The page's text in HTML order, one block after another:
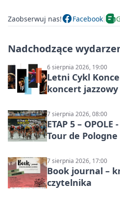
Zaobserwuj nas! Facebook
Nadchodzące
6 sierpnia 2026, 19:00
Letni Cykl
koncert jazzowy
7 sierpnia 2026, 08:00
ETAP 5 – OPOLE
Tour de
7 sierpnia 2026, 17:00
Book journal –
czytelnika